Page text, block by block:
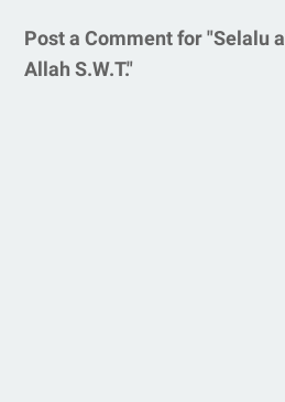
Post a Comment for "Selalu
Allah S.W.T."